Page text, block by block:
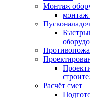
Монтаж
монтаж
Расчёт смет